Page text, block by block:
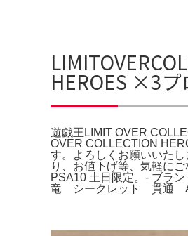
HEROES ×3
遊戯王LIMIT OVER
OVER COLLECTION
す。よろしくお願いいた
り、お値下げ等、気軽に
PSA10 土日限定。- ブラ
竜 シークレット 貫通